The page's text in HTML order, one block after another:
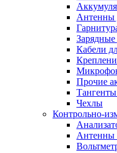
Антенны
Зарядные
Кабели
Прочие
Чехлы
Контрольно-
Антенны